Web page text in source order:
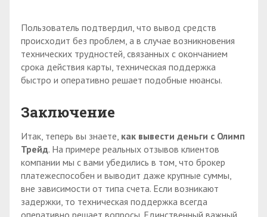
Пользователь подтвердил, что вывод средств
происходит без проблем, а в случае возникновения
технических трудностей, связанных с окончанием
срока действия карты, техническая поддержка
быстро и оперативно решает подобные нюансы.
Заключение
Итак, теперь вы знаете, как вывести деньги с Олимп
Трейд. На примере реальных отзывов клиентов
компании мы с вами убедились в том, что брокер
платежеспособен и выводит даже крупные суммы,
вне зависимости от типа счета. Если возникают
задержки, то техническая поддержка всегда
оперативно решает вопросы. Единственный важный